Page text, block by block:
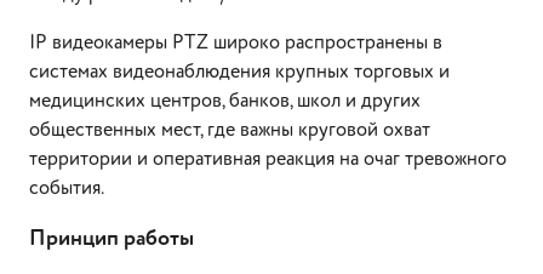
IP видеокамеры PTZ широко распространены в
системах видеонаблюдения крупных торговых и
медицинских центров, банков, школ и других
общественных мест, где важны круговой охват
территории и оперативная реакция на очаг тревожного
события.
Принцип работы